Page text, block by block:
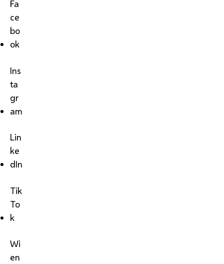
Fa
ce
bo
ok
Ins
ta
gr
am
Lin
ke
dIn
Tik
To
k
Wi
en